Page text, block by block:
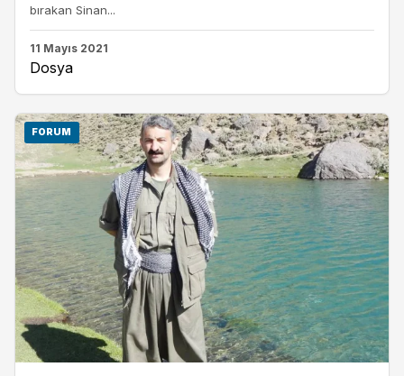
bırakan Sinan...
11 Mayıs 2021
Dosya
FORUM